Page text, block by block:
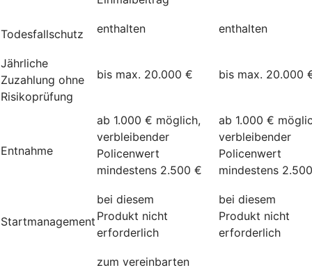
Todesfallschutz enthalten enthalten
Jährliche
Zuzahlung ohne
Risikoprüfung
bis max. 20.000 € bis max. 20.000
Entnahme
ab 1.000 € möglich,
verbleibender
Policenwert
mindestens 2.500 €
ab 1.000 €
verbleibender
Policenwert
mindestens
Startmanagement
bei diesem
Produkt nicht
erforderlich
bei diesem
Produkt nicht
erforderlich
zum vereinbarten